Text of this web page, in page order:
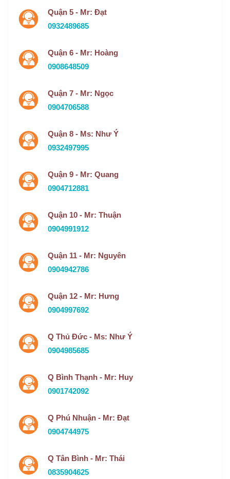
Quận 5 - Mr: Đạt
0932489685
Quận 6 - Mr: Hoàng
0908648509
Quận 7 - Mr: Ngọc
0904706588
Quận 8 - Ms: Như Ý
0932497995
Quận 9 - Mr: Quang
0904712881
Quận 10 - Mr: Thuận
0904991912
Quận 11 - Mr: Nguyên
0904942786
Quận 12 - Mr: Hưng
0904997692
Q Thủ Đức - Ms: Như Ý
0904985685
Q Bình Thạnh - Mr: Huy
0901742092
Q Phú Nhuận - Mr: Đạt
0904744975
Q Tân Bình - Mr: Thái
0835904625